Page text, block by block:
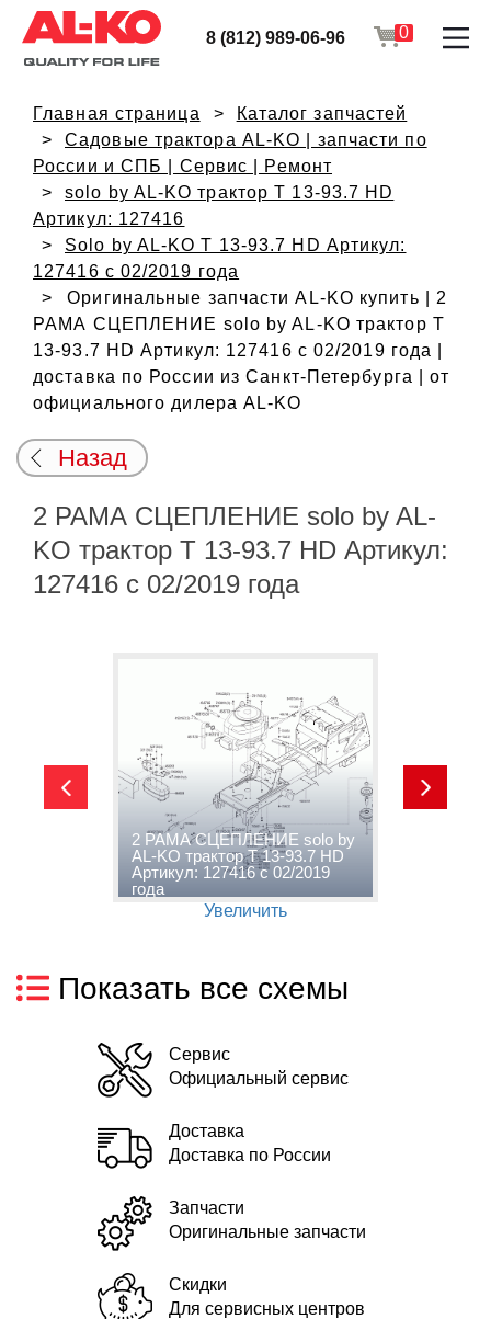
8 (812) 989-06-96 0
Главная страница
Каталог запчастей
Садовые трактора AL-KO | запчасти по
России и СПБ | Сервис | Ремонт
solo by AL-KO трактор T 13-93.7 HD
Артикул: 127416
Solo by AL-KO T 13-93.7 HD Артикул:
127416 с 02/2019 года
Оригинальные запчасти AL-KO купить | 2
РАМА СЦЕПЛЕНИЕ solo by AL-KO трактор T
13-93.7 HD Артикул: 127416 с 02/2019 года |
доставка по России из Санкт-Петербурга | от
официального дилера AL-KO
Назад
2 РАМА СЦЕПЛЕНИЕ solo by AL-
KO трактор T 13-93.7 HD Артикул:
127416 с 02/2019 года
2 РАМА СЦЕПЛЕНИЕ solo by
AL-KO трактор T 13-93.7 HD
Артикул: 127416 с 02/2019
года
Увеличить
Показать все схемы
Сервис
Официальный сервис
Доставка
Доставка по России
Запчасти
Оригинальные запчасти
Скидки
Для сервисных центров